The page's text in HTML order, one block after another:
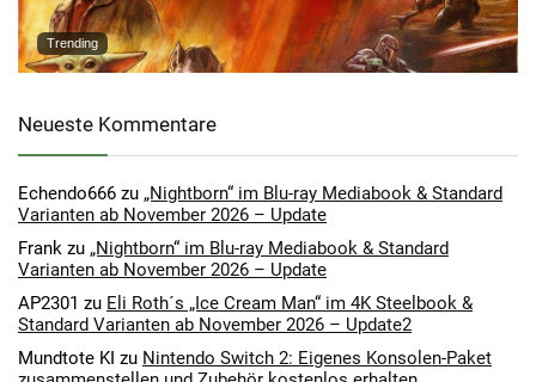
Trending
Neueste Kommentare
Echendo666 zu „Nightborn“ im Blu-ray Mediabook & Standard
Varianten ab November 2026 – Update
Frank zu „Nightborn“ im Blu-ray Mediabook & Standard
Varianten ab November 2026 – Update
AP2301 zu Eli Roth´s „Ice Cream Man“ im 4K Steelbook &
Standard Varianten ab November 2026 – Update2
Mundtote KI zu Nintendo Switch 2: Eigenes Konsolen-Paket